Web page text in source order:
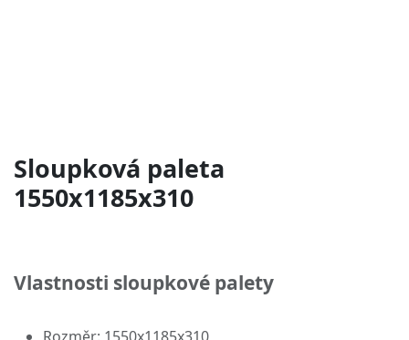
Sloupková paleta
1550x1185x310
Vlastnosti sloupkové palety